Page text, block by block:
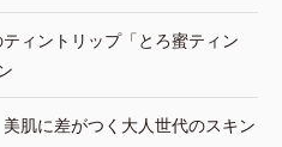
ィントリップ「とろ蜜ティン
肌に差がつく大人世代のスキン